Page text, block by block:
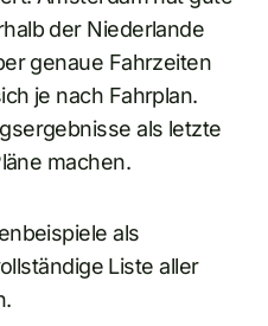
der Niederlande
genaue Fahrzeiten
je nach Fahrplan.
als letzte
machen.
als
Liste aller